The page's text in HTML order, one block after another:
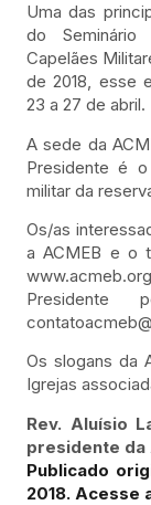
Uma das
do Seminário
Capelães
de 2018, esse
23 a 27 de abril.
A sede da
Presidente é
militar da
Os/as
a ACMEB e o
Os slogans da
Igrejas
Rev. Aluísio
presidente da
Publicado
2018. Acesse